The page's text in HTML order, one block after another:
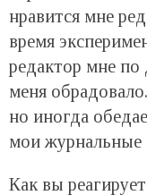
нравится мне
время
редактор мне
меня
но иногда
мои журнальные
Как вы